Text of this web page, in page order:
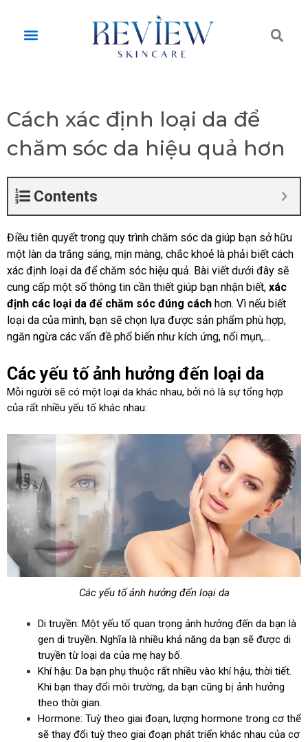
contentMenu
Cách xác định loại da để
chăm sóc da hiệu quả hơn
Contents
Điều tiên quyết trong quy trình chăm sóc da giúp bạn sở hữu
một làn da trắng sáng, mịn màng, chắc khoẻ là phải biết cách
xác định loại da để chăm sóc hiệu quả. Bài viết dưới đây sẽ
cung cấp một số thông tin cần thiết giúp bạn nhận biết, xác
định các loại da để chăm sóc đúng cách hơn. Vì nếu biết
loại da của mình, bạn sẽ chọn lựa được sản phẩm phù hợp,
ngăn ngừa các vấn đề phổ biến như kích ứng, nổi mụn,…
Các yếu tố ảnh hưởng đến loại da
Mỗi người sẽ có một loại da khác nhau, bởi nó là sự tổng hợp
của rất nhiều yếu tố khác nhau:
Các yếu tố ảnh hưởng đến loại da
Di truyền: Một yếu tố quan trọng ảnh hưởng đến da bạn là
gen di truyền. Nghĩa là nhiều khả năng da bạn sẽ được di
truyền từ loại da của mẹ hay bố.
Khí hậu: Da bạn phụ thuộc rất nhiều vào khí hậu, thời tiết.
Khi bạn thay đổi môi trường, da bạn cũng bị ảnh hưởng
theo thời gian.
Hormone: Tuỳ theo giai đoạn, lượng hormone trong cơ thể
sẽ thay đổi tuỳ theo giai đoạn phát triển khác nhau của cơ